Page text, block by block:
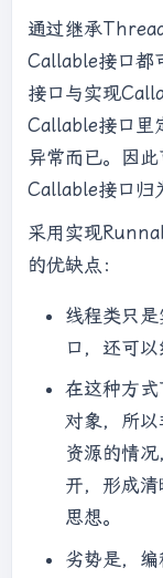
通过继承
Callable接口都
接口与实现
Callable接口里
异常而已。因
Callable接口归
采用实现
的优缺点：
线程类只
口，还可以
在这种方
对象，所
资源的情
开，形成
思想。
劣势是，